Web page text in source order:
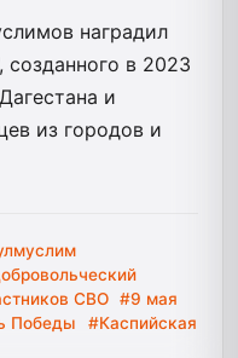
наградил
созданного в 2023
и
из городов и
СВО #9 мая
Победы
#Каспийская